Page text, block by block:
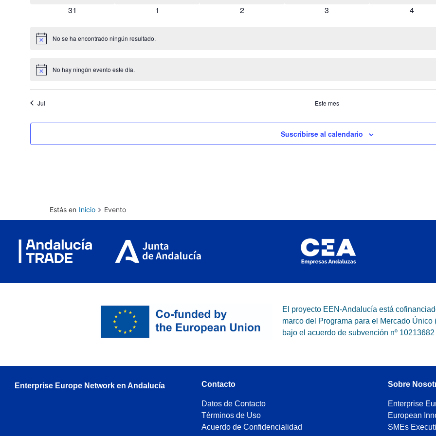
0 eventos
31 0 eventos
1 0 eventos
2 0 eventos
3 0
4
Aviso No se ha encontrado ningún resultado.
Aviso No hay ningún evento este día.
Jul Este mes
Suscribirse al calendario
Estás en Inicio Evento
El proyecto EEN-Andalucía está
marco del Programa para el Mercado
bajo el acuerdo de subvención nº 10213682
Enterprise Europe Network en Andalucía Contacto
Datos de Contacto
Términos de Uso
Acuerdo de Confidencialidad
Sobre
Enterprise
European
SMEs